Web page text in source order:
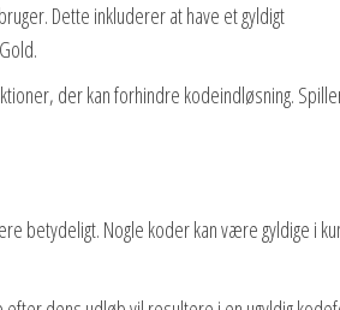
Dette inkluderer at have et gyldigt
der kan forhindre kodeindløsning.
betydeligt. Nogle koder kan være gyldige i